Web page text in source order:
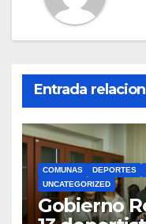
Entrada
COMUNAS DEPORTES
UNCATEGORIZED
Gobierno